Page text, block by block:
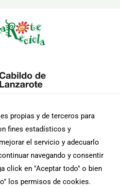
propias y de terceros para
fines estadísticos y
el servicio y adecuarlo
navegando y consentir
click en "Aceptar todo" o bien
los permisos de cookies.
Estas
cookies no
son
necesarias
para que
web.
Estadísticas
Para que